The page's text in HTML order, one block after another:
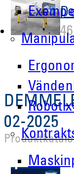
02-2025